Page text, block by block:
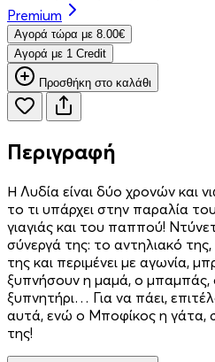
Premium
Aγορά τώρα με 8.00€
Aγορά με 1 Credit
Προσθήκη στο καλάθι
Περιγραφή
Η Λυδία είναι δύο χρονών και
το τι υπάρχει στην παραλία
γιαγιάς και του παππού!
σύνεργά της: το αντηλιακό
της και περιμένει με αγωνία,
ξυπνήσουν η μαμά, ο μπαμπάς,
ξυπνητήρι… Για να πάει,
αυτά, ενώ ο Μποφίκος η γάτα,
της!